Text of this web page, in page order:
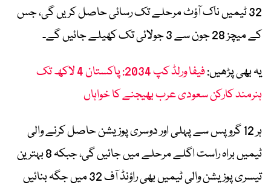
32 ٹیمیں ناک آؤٹ مرحلے تک رسائی حاصل کریں گی، جس
کے میچز 28 جون سے 3 جولائی تک کھیلے جائیں گے۔
یہ بھی پڑھیں:
فیفا ورلڈ کپ 2034: پاکستان 4 لاکھ تک
ہنرمند کارکن سعودی عرب بھیجنے کا خواہاں
ہر 12 گروپس سے پہلی اور دوسری پوزیشن حاصل کرنے والی
ٹیمیں براہ راست اگلے مرحلے میں جائیں گی، جبکہ 8 بہترین
تیسری پوزیشن والی ٹیمیں بھی راؤنڈ آف 32 میں جگہ بنائیں